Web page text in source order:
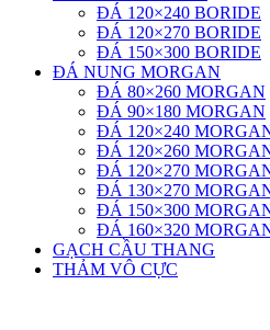
ĐÁ 120×240 BORIDE
ĐÁ 120×270 BORIDE
ĐÁ 150×300 BORIDE
ĐÁ NUNG MORGAN
ĐÁ 80×260 MORGAN
ĐÁ 90×180 MORGAN
ĐÁ 120×240
ĐÁ 120×260
ĐÁ 120×270
ĐÁ 130×270
ĐÁ 150×300
ĐÁ 160×320
GẠCH CẦU THANG
THẢM VÔ CỰC